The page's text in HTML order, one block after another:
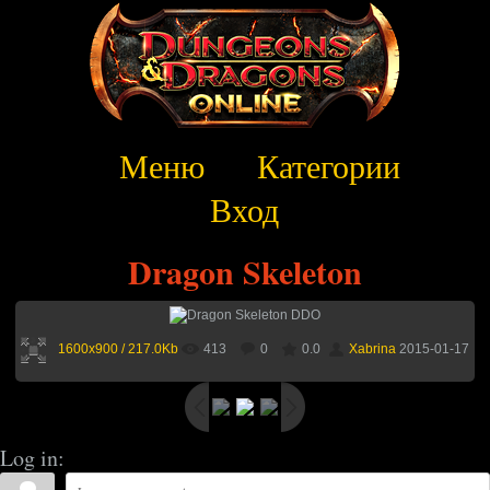
Меню
Категории
Вход
Dragon Skeleton
1600x900 / 217.0Kb 413 0 0.0 Xabrina 2015-01-17
Log in: